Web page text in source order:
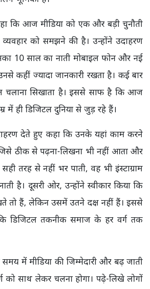
कि आज मीडिया को एक और बड़ी चुनौती
को समझने की है। उन्होंने उदाहरण
10 साल का नाती मोबाइल फोन और नई
कहीं ज्यादा जानकारी रखता है। कई बार
चलाना सिखाता है। इससे साफ है कि आज
में ही डिजिटल दुनिया से जुड़ रहे हैं।
देते हुए कहा कि उनके यहां काम करने
ठीक से पढ़ना-लिखना भी नहीं आता और
तरह से नहीं भर पाती, वह भी इंस्टाग्राम
है। दूसरी ओर, उन्होंने स्वीकार किया कि
तो हैं, लेकिन उसमें उतने दक्ष नहीं हैं। इससे
डिजिटल तकनीक समाज के हर वर्ग तक
में मीडिया की जिम्मेदारी और बढ़ जाती
को साथ लेकर चलना होगा। पढ़े-लिखे लोगों